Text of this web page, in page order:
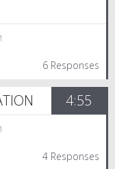
6 Responses
4:55
4 Responses